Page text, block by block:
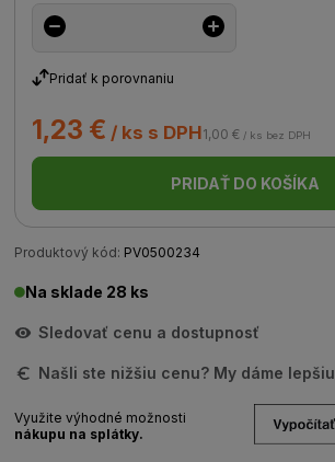
Pridať k porovnaniu
1,23 € / ks s DPH1,00 € / ks bez DPH
PRIDAŤ DO KOŠÍKA
Produktový kód: PV0500234
Na sklade 28 ks
Sledovať cenu a dostupnosť
Našli ste nižšiu cenu? My dáme lepšiu
Využite výhodné možnosti
nákupu na splátky.